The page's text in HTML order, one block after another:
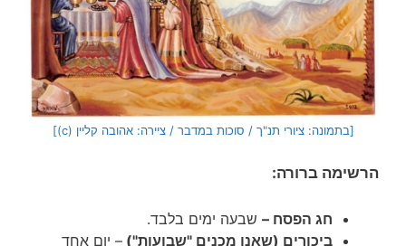
[בתמונה: ציורי תנ"ך / סוכות במדבר / ציירה: אהובה קליין (c)]
הרשימה ברורה:
חג הפסח – שבעה ימים בלבד.
ביכורים (שאנו מכנים "שבועות") – יום אחד